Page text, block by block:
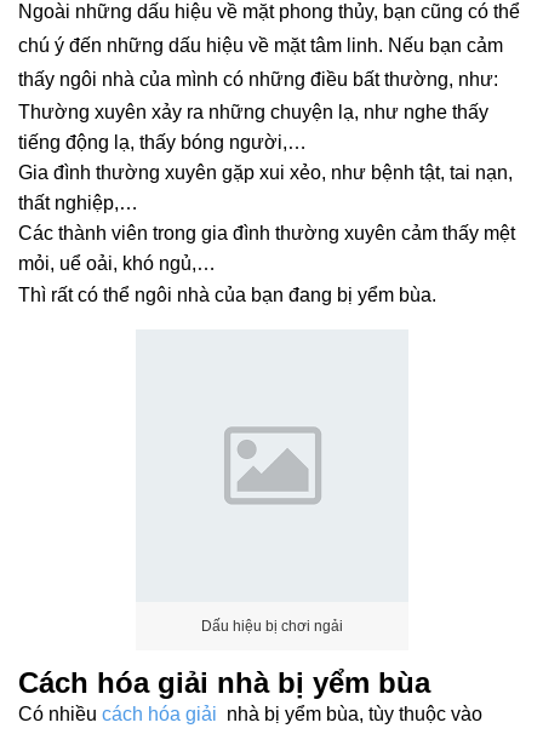
Ngoài những dấu hiệu về mặt phong thủy, bạn cũng có thể
chú ý đến những dấu hiệu về mặt tâm linh. Nếu bạn cảm
thấy ngôi nhà của mình có những điều bất thường, như:
Thường xuyên xảy ra những chuyện lạ, như nghe thấy
tiếng động lạ, thấy bóng người,…
Gia đình thường xuyên gặp xui xẻo, như bệnh tật, tai nạn,
thất nghiệp,…
Các thành viên trong gia đình thường xuyên cảm thấy mệt
mỏi, uể oải, khó ngủ,…
Thì rất có thể ngôi nhà của bạn đang bị yểm bùa.
Dấu hiệu bị chơi ngải
Cách hóa giải nhà bị yểm bùa
Có nhiều cách hóa giải nhà bị yểm bùa, tùy thuộc vào